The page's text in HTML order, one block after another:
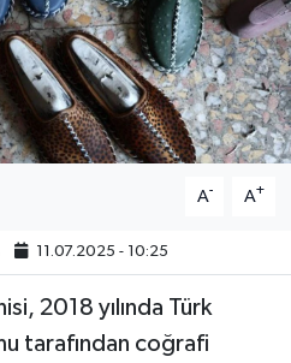
A- A+
11.07.2025 - 10:25
2018 yılında Türk
tarafından coğrafi